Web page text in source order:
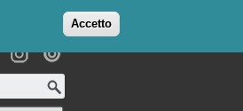
Accetto
(0)